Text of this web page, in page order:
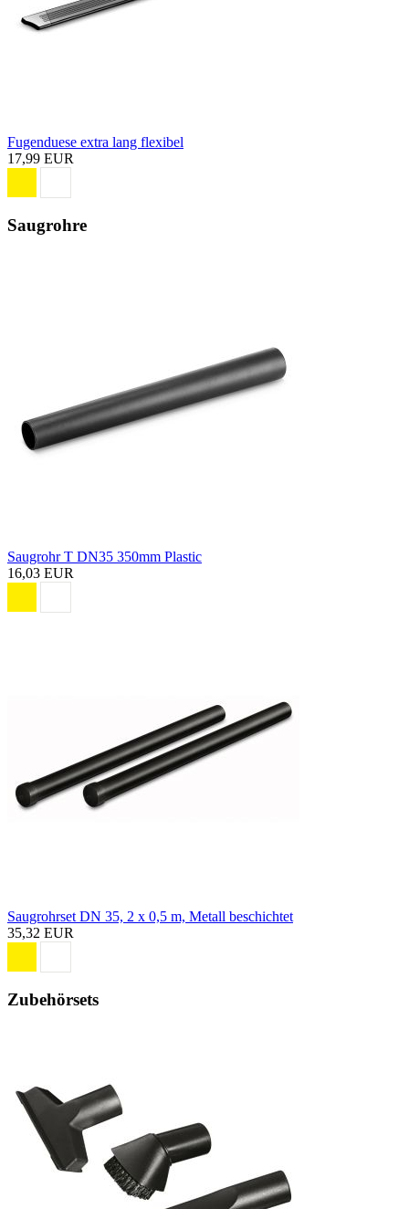
Fugenduese extra lang flexibel
17,99 EUR
Saugrohre
Saugrohr T DN35 350mm Plastic
16,03 EUR
Saugrohrset DN 35, 2 x 0,5 m, Metall beschichtet
35,32 EUR
Zubehörsets